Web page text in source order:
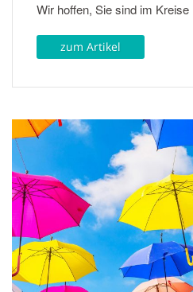
Wir hoffen, Sie sind im
zum Artikel